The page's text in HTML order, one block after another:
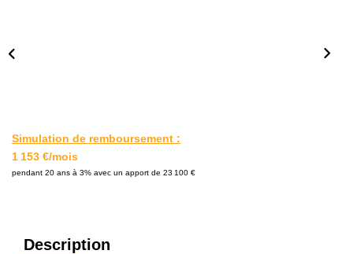
Simulation de remboursement :
1 153 €/mois
pendant 20 ans à 3% avec un apport de 23 100 €
Description